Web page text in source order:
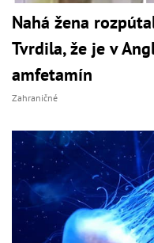
Nahá žena
Tvrdila, že je v
amfetamín
Zahraničné